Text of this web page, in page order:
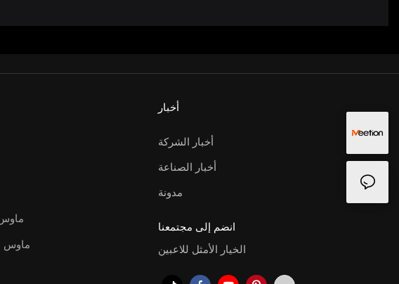
ماوس
ماوس
أخبار
أخبار الشركة
أخبار الصناعة
مدونة
انضم إلى مجتمعنا
الخيار الأمثل للاعبين